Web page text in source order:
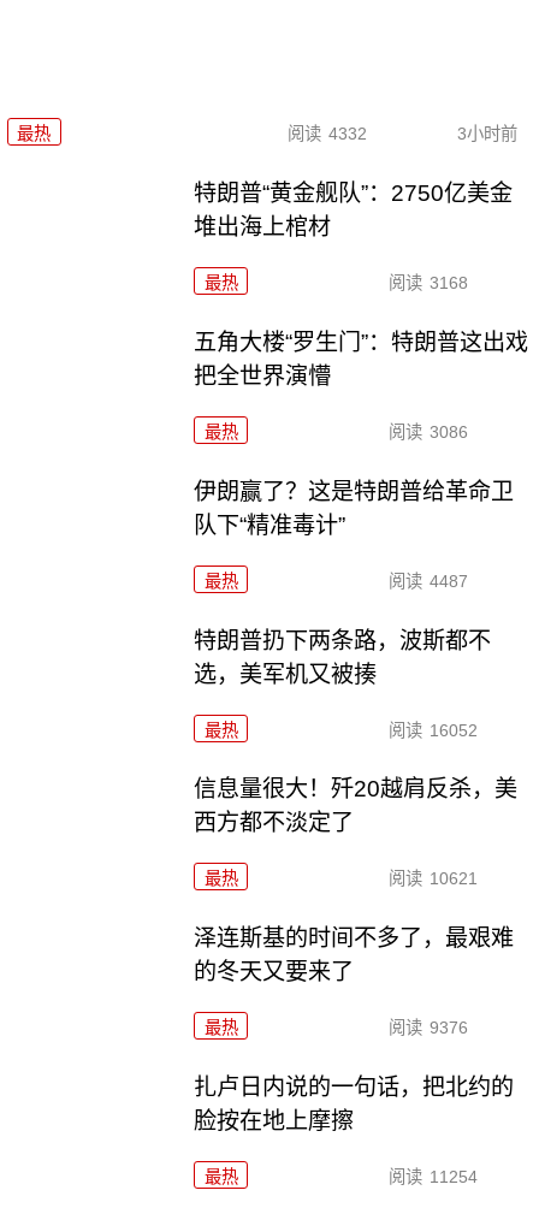
最热 阅读 4332 3小时前
特朗普“黄金舰队”：2750亿美金
堆出海上棺材
最热 阅读 3168
五角大楼“罗生门”：特朗普这出戏
把全世界演懵
最热 阅读 3086
伊朗赢了？这是特朗普给革命卫
队下“精准毒计”
最热 阅读 4487
特朗普扔下两条路，波斯都不
选，美军机又被揍
最热 阅读 16052
信息量很大！歼20越肩反杀，美
西方都不淡定了
最热 阅读 10621
泽连斯基的时间不多了，最艰难
的冬天又要来了
最热 阅读 9376
扎卢日内说的一句话，把北约的
脸按在地上摩擦
最热 阅读 11254